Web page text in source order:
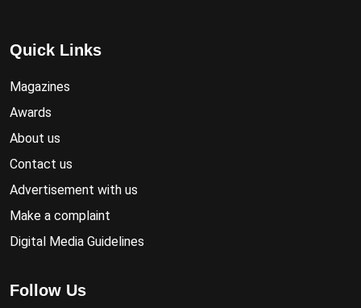
Quick Links
Magazines
Awards
About us
Contact us
Advertisement with us
Make a complaint
Digital Media Guidelines
Follow Us